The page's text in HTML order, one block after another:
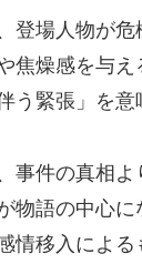
登場人物が
焦燥感を与
う緊張」を意
事件の真相
物語の中心
情移入による